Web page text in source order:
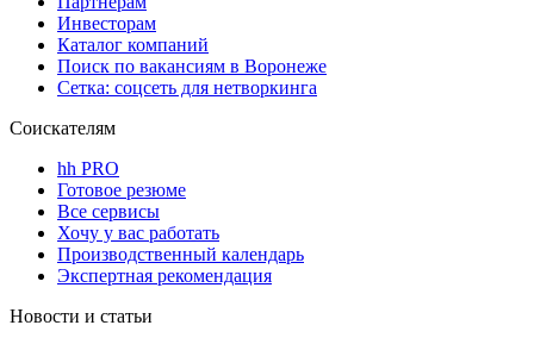
Инвесторам
Каталог компаний
Поиск по вакансиям в Воронеже
Сетка: соцсеть для нетворкинга
Соискателям
hh PRO
Готовое резюме
Все сервисы
Хочу у вас работать
Производственный календарь
Экспертная рекомендация
Новости и статьи